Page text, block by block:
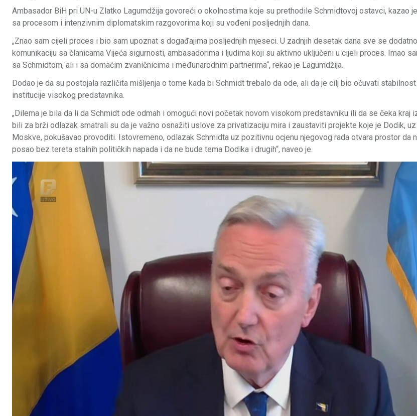
Ambasador BiH pri UN-u Zlatko Lagumdžija govoreći o okolnostima koje su prethodile Schmidtovoj ostavci, kazao
sa procesom i intenzivnim diplomatskim razgovorima koji su vođeni posljednjih dana.
„Znao sam cijeli proces i bio sam upoznat s događajima posljednjih mjeseci. U zadnjih desetak dana sve se
komunikaciju sa članicama Vijeća sigurnosti, ambasadorima i ljudima koji su aktivno uključeni u cijeli proces. Imao
sa Schmidtom, ali i sa domaćim zvaničnicima i međunarodnim partnerima“, rekao je Lagumdžija.
Dodao je da su postojala različita mišljenja o tome kada bi Schmidt trebalo da ode, ali da je cilj bio očuvati
institucije visokog predstavnika.
„Dilema je bila da li da Schmidt ode odmah i omogući novi početak novom visokom predstavniku ili da se čeka kraj
bili za brži odlazak smatrali su da je važno osnažiti uslove za privatizaciju mira i zaustaviti projekte koje je Dodik,
Moskve, pokušavao provoditi. Istovremeno, odlazak Schmidta uz pozitivnu ocjenu njegovog rada otvara prostor da
posao bez tereta stalnih političkih napada i da ne bude tema Dodika i drugih“, naveo je.